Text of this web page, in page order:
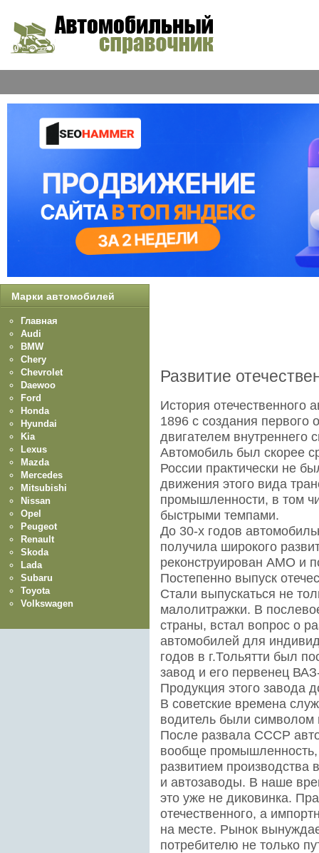
Развитие
История отечественного
1896 с создания первого
двигателем внутреннего
Автомобиль был скорее
России практически не
движения этого вида
промышленности, в том
быстрыми темпами.
До 30-х годов
получила широкого
реконструирован АМО и
Постепенно выпуск
Стали выпускаться не
малолитражки. В
страны, встал вопрос о
автомобилей для
годов в г.Тольятти был
завод и его первенец
Продукция этого завода
В советские времена
водитель были
После развала СССР
вообще
развитием производства
и автозаводы. В наше
это уже не диковинка.
отечественного, а
на месте. Рынок
потребителю не только
Марки автомобилей
Главная
Audi
BMW
Chery
Chevrolet
Daewoo
Ford
Honda
Hyundai
Kia
Lexus
Mazda
Mercedes
Mitsubishi
Nissan
Opel
Peugeot
Renault
Skoda
Lada
Subaru
Toyota
Volkswagen